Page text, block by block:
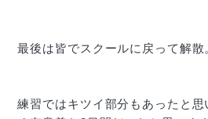
最後は皆でスクールに戻って解散
練習ではキツイ部分もあったと思